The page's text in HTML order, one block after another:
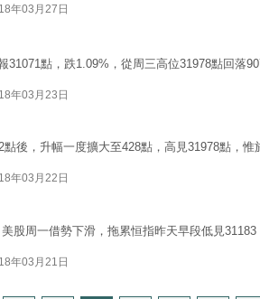
年03月27日
31071點，跌1.09%，從周三高位31978點回落
年03月23日
後，升幅一度擴大至428點，高見31978點，惟
年03月22日
股周一借勢下滑，拖累恒指昨天早段低見31183
年03月21日